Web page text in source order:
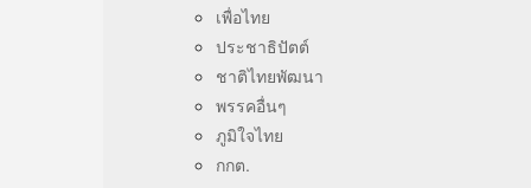
เพื่อไทย
ประชาธิปัตต์
ชาติไทยพัฒนา
พรรคอื่นๆ
ภูมิใจไทย
กกต.